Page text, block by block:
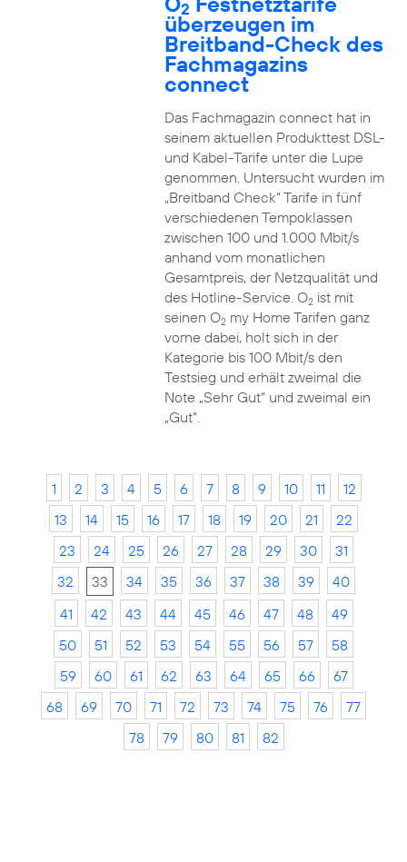
2
überzeugen im
Breitband-Check des
Fachmagazins
connect
Das Fachmagazin connect hat in
seinem aktuellen Produkttest DSL-
und Kabel-Tarife unter die Lupe
genommen. Untersucht wurden im
„Breitband Check“ Tarife in fünf
verschiedenen Tempoklassen
zwischen 100 und 1.000 Mbit/s
anhand vom monatlichen
Gesamtpreis, der Netzqualität und
des Hotline-Service. O2ist mit
seinen O2my Home Tarifen ganz
vorne dabei, holt sich in der
Kategorie bis 100 Mbit/s den
Testsieg und erhält zweimal die
Note „Sehr Gut“ und zweimal ein
„Gut“.
1 2 3 4 5 6 7 8 9 10 11
12
13
14 15 16 17 18 19 20 21
22
23
24 25 26 27 28 29 30
31
32
33 34 35 36 37 38 39
40
41
42 43 44 45 46 47 48
49
50
51 52 53 54 55 56 57
58
59
60 61 62 63 64 65 66
67
68
69 70 71 72 73 74 75 76
77
78
79 80 81 82